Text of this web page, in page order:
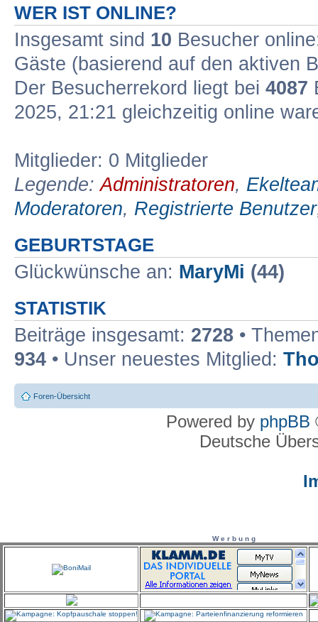
WER IST ONLINE?
Insgesamt sind 10 Besucher
Gäste (basierend auf den aktiven
Der Besucherrekord liegt bei 4087
2025, 21:21 gleichzeitig online
Mitglieder: 0 Mitglieder
Legende:Administratoren,
Moderatoren, Registrierte Benutzer
GEBURTSTAGE
Glückwünsche an: MaryMi (44)
STATISTIK
Beiträge insgesamt: 2728 •
934 • Unser neuestes Mitglied:
Foren-Übersicht
Powered by phpBB
Deutsche
W e r b u n g